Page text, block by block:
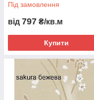
Під замовлення
від 797 ₴/кв.м
Купити